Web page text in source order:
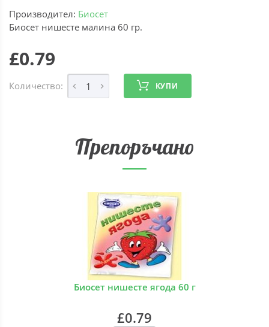
Производител: Биосет
Биосет нишесте малина 60 гр.
£0.79
Количество: КУПИ
Препоръчано
Биосет нишесте ягода 60 г
£0.79